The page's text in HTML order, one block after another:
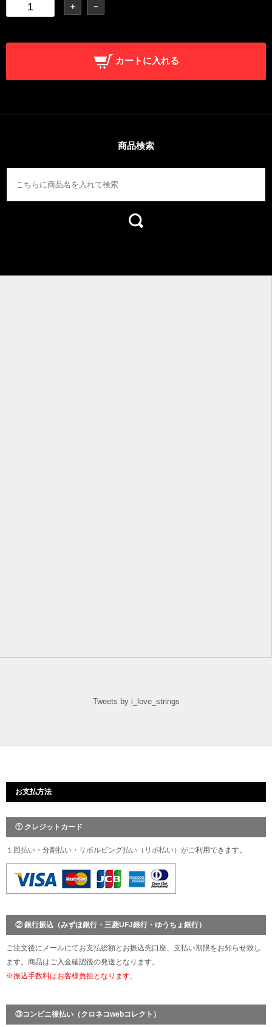
＋ －
カートに入れる
商品検索
Tweets by i_love_strings
お支払方法
① クレジットカード
１回払い・分割払い・リボルビング払い（リボ払い）がご利用できます。
② 銀行振込（みずほ銀行・三菱UFJ銀行・ゆうちょ銀行）
ご注文後にメールにてお支払総額とお振込先口座、支払い期限をお知らせ致し
ます。商品はご入金確認後の発送となります。
※振込手数料はお客様負担となります。
③コンビニ後払い（クロネコwebコレクト）